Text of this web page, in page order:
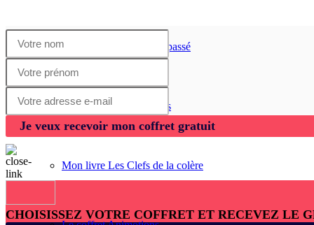
Mon livre Les Clefs du passé
Mon Cahier Good Vibes
Mon livre Les Clefs de la colère
Je veux recevoir mon coffret gratuit
CHOISISSEZ VOTRE COFFRET ET RECEVEZ LE